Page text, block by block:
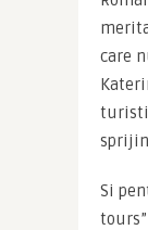
care
Si